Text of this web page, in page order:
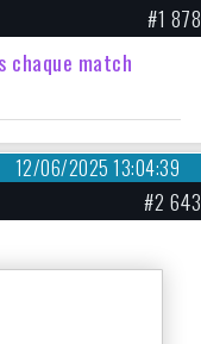
#1 878
chaque match
12/06/2025 13:04:39
#2 643